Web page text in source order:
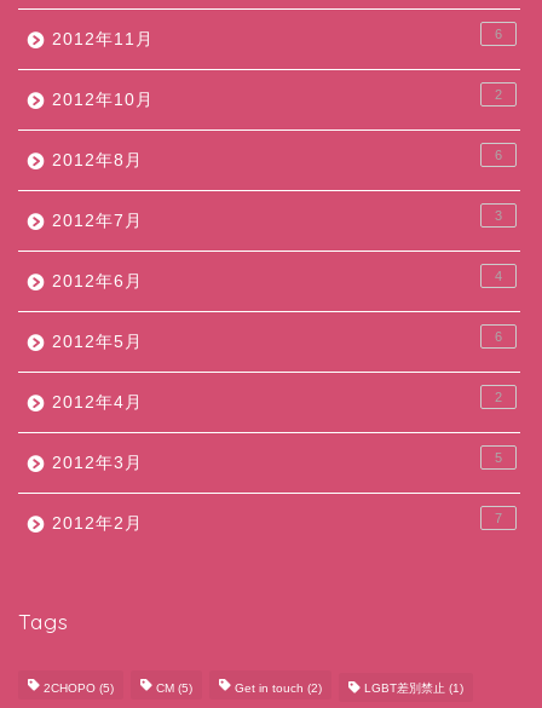
2012年11月 6
2012年10月 2
2012年8月 6
2012年7月 3
2012年6月 4
2012年5月 6
2012年4月 2
2012年3月 5
2012年2月 7
Tags
2CHOPO (5) CM (5) Get in touch (2) LGBT差別禁止 (1)